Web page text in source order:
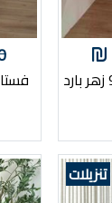
فستان
تنزيلات